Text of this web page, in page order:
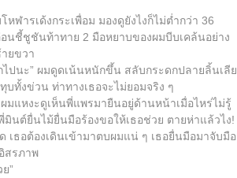
หฬารเด้งกระเพื่อม มองดูยังไงก็ไม่ต่ำกว่า 36
ชี้ชูชันท้าทาย 2 มือหยาบของผมบีบเคล้นอย่าง
ยขวา
ปนะ” ผมดูดเน้นหนักขึ้น สลับกระดกปลายลิ้นเลีย
บทั้งข่วน ท่าทางเธอจะไม่ยอมจริง ๆ
มแหงะดูเห็นพี่แพรมายืนอยู่ด้านหน้าเมื่อไหร่ไม่รู้
มินต์ยื่นไม้ยื่นมือร้องขอให้เธอช่วย ตายห่าแล้วไง!
เธอต้องเดินเข้ามาตบผมแน่ ๆ เธอยื่นมือมาจับมือ
สรภาพ
”